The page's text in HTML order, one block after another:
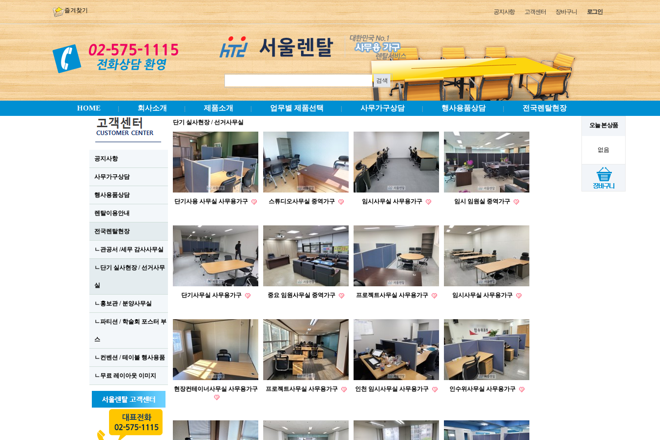
즐겨찾기 로그인
장바구니
고객센터
공지사항
HOME 회사소개 제품소개 업무별 제품선택 사무가구상담 행사용품상담 전국렌탈현장
오늘 본 상품
없음
공지사항
사무가구상담
행사용품상담
렌탈이용안내
전국렌탈현장
ㄴ관공서 /세무 감사사무실
ㄴ단기 실사현장 / 선거사무
실
ㄴ홍보관 / 분양사무실
ㄴ파티션 / 학술회 포스터 부
스
ㄴ컨벤션 / 테이블 행사용품
ㄴ무료 레이아웃 이미지
단기 실사현장 / 선거사무실
단기사용 사무실 사무용가구 스튜디오사무실 중역가구 임시사무실 사무용가구 임시 임원실 중역가구
단기사무실 사무용가구 중요 임원사무실 중역가구 프로젝트사무실 사무용가구 임시사무실 사무용가구
현장컨테이너사무실 사무용가구 프로젝트사무실 사무용가구 인천 임시사무실 사무용가구 인수위사무실 사무용가구